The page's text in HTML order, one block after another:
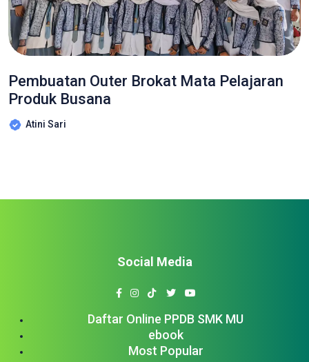
Pembuatan Outer Brokat Mata Pelajaran
Produk Busana
Atini Sari
Daftar Online PPDB SMK MU
ebook
Most Popular
Social Media